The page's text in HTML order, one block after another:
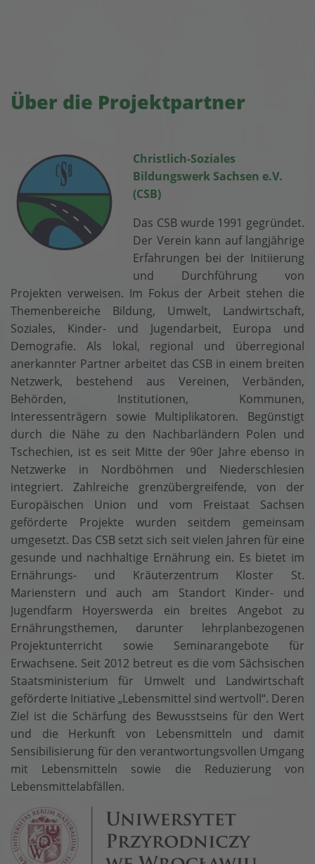
Über die Projektpartner
Christlich-Soziales
Bildungswerk Sachsen e.V.
(CSB)
Das CSB wurde 1991 gegründet.
Der Verein kann auf langjährige
Erfahrungen bei der Initiierung
und Durchführung von
Projekten verweisen. Im Fokus der Arbeit stehen die
Themenbereiche Bildung, Umwelt, Landwirtschaft,
Soziales, Kinder- und Jugendarbeit, Europa und
Demografie. Als lokal, regional und überregional
anerkannter Partner arbeitet das CSB in einem breiten
Netzwerk, bestehend aus Vereinen, Verbänden,
Behörden, Institutionen, Kommunen,
Interessenträgern sowie Multiplikatoren. Begünstigt
durch die Nähe zu den Nachbarländern Polen und
Tschechien, ist es seit Mitte der 90er Jahre ebenso in
Netzwerke in Nordböhmen und Niederschlesien
integriert. Zahlreiche grenzübergreifende, von der
Europäischen Union und vom Freistaat Sachsen
geförderte Projekte wurden seitdem gemeinsam
umgesetzt. Das CSB setzt sich seit vielen Jahren für eine
gesunde und nachhaltige Ernährung ein. Es bietet im
Ernährungs- und Kräuterzentrum Kloster St.
Marienstern und auch am Standort Kinder- und
Jugendfarm Hoyerswerda ein breites Angebot zu
Ernährungsthemen, darunter lehrplanbezogenen
Projektunterricht sowie Seminarangebote für
Erwachsene. Seit 2012 betreut es die vom Sächsischen
Staatsministerium für Umwelt und Landwirtschaft
geförderte Initiative „Lebensmittel sind wertvoll“. Deren
Ziel ist die Schärfung des Bewusstseins für den Wert
und die Herkunft von Lebensmitteln und damit
Sensibilisierung für den verantwortungsvollen Umgang
mit Lebensmitteln sowie die Reduzierung von
Lebensmittelabfällen.